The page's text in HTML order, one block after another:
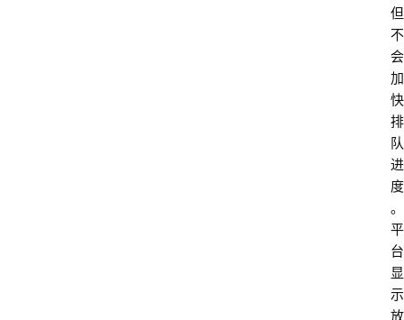
但
不
会
加
快
排
队
进
度
。
平
台
显
示
放